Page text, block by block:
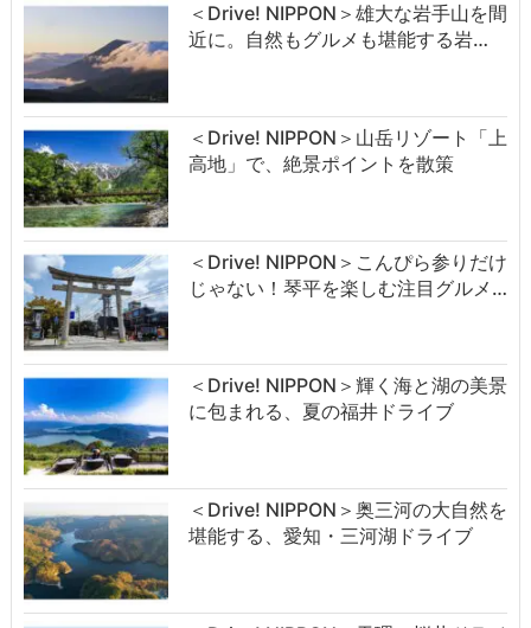
＜Drive! NIPPON＞雄大な岩手山を間
近に。自然もグルメも堪能する岩…
＜Drive! NIPPON＞山岳リゾート「上
高地」で、絶景ポイントを散策
＜Drive! NIPPON＞こんぴら参りだけ
じゃない！琴平を楽しむ注目グルメ…
＜Drive! NIPPON＞輝く海と湖の美景
に包まれる、夏の福井ドライブ
＜Drive! NIPPON＞奥三河の大自然を
堪能する、愛知・三河湖ドライブ